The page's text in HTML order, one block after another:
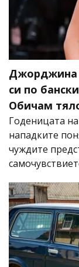
Джорджина
си по
Обичам
Годеницата
нападките
чуждите